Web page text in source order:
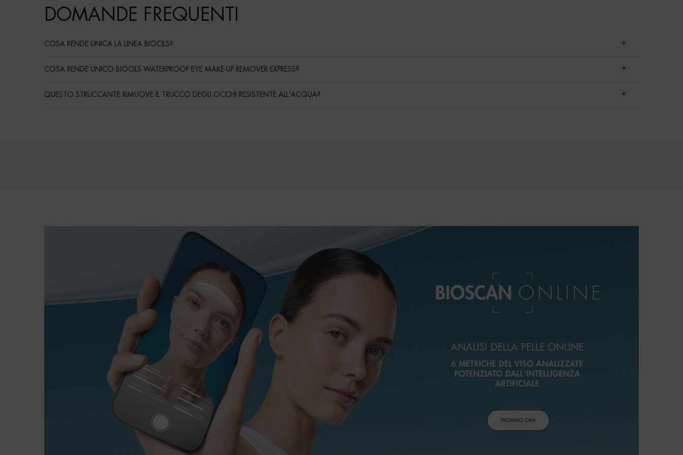
DOMANDE FREQUENTI
COSA RENDE UNICA LA LINEA BIOCILS?
COSA RENDE UNICO BIOCILS WATERPROOF EYE MAKE-UP REMOVER EXPRESS?
QUESTO STRUCCANTE RIMUOVE IL TRUCCO DEGLI OCCHI RESISTENTE ALL'ACQUA?